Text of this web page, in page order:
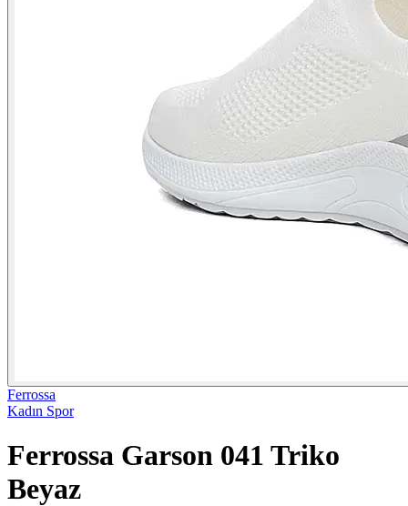
Ferrossa
Kadın Spor
Ferrossa Garson 041 Triko
Beyaz